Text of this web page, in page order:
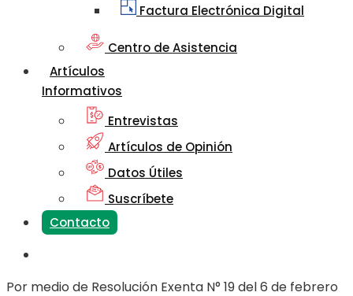
Factura Electrónica Digital
Centro de Asistencia
Artículos
Informativos
Entrevistas
Artículos de Opinión
Datos Útiles
Suscríbete
Contacto
Por medio de Resolución Exenta N° 19 del 6 de febrero